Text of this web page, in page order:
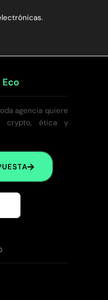
agencia quiere
crypto, ética y